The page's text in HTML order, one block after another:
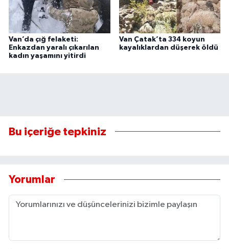
Van’da çığ felaketi:
Enkazdan yaralı çıkarılan
kadın yaşamını yitirdi
Van Çatak’ta 334 koyun
kayalıklardan düşerek öldü
Bu içeriğe tepkiniz
Yorumlar